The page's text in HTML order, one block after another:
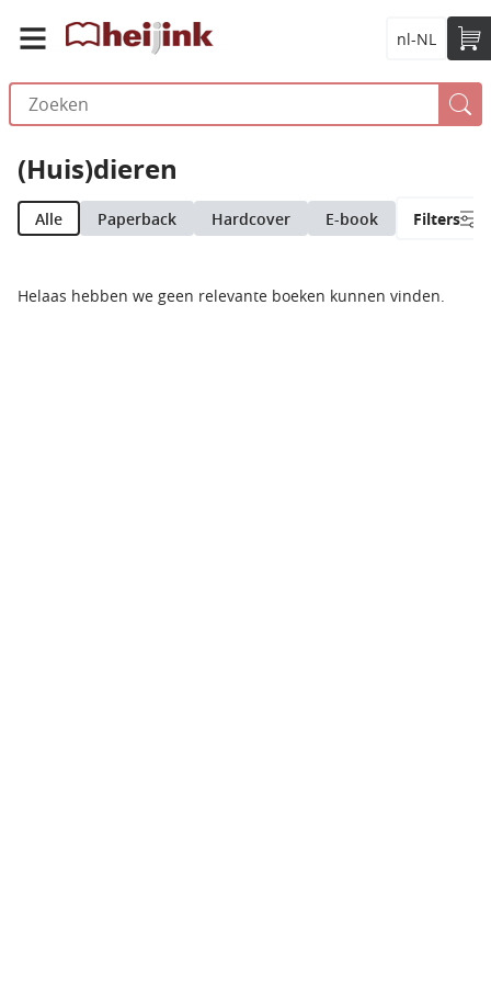
nl-NL
(Huis)dieren
Alle Paperback Hardcover E-book Filters
Helaas hebben we geen relevante boeken kunnen vinden.